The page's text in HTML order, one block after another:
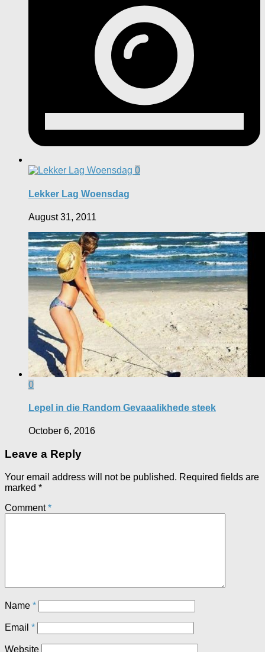
0
Lekker Lag Woensdag
August 31, 2011
0
Lepel in die Random Gevaaalikhede steek
October 6, 2016
Leave a Reply
Your email address will not be published. Required fields are
marked *
Comment*
Name *
Email *
Website